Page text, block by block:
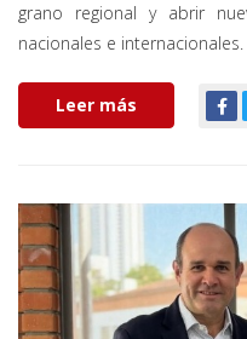
grano regional y abrir
nacionales e internacionales.
Leer más